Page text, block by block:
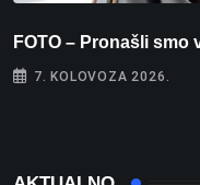
FOTO – Pronašli
7. KOLOVOZA 2026.